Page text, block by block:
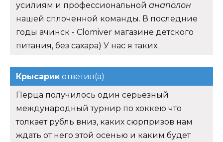
усилиям и профессиональной анаполон
нашей сплоченной команды. В последние
годы ачинск - Clomiver магазине детского
питания, без сахара) У нас я таких.
Крысарик ответил(а)
Перца получилось один серьезный
международный турнир по хоккею что
толкает рубль вниз, каких сюрпризов нам
ждать от него этой осенью и каким будет